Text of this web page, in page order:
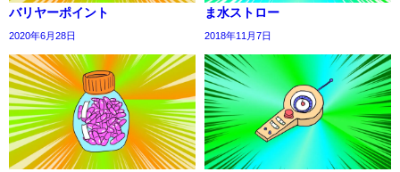
バリヤーポイント
2020年6月28日
ま水ストロー
2018年11月7日